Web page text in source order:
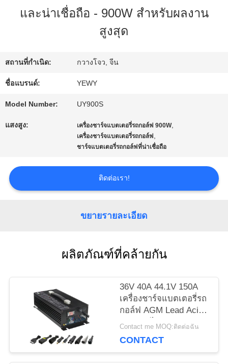
โรงงาน
คุณภาพ
เรา
แผนผัง
เว็บไซต์
PRIVACY
และน่าเชื่อถือ - 900W สําหรับผลงาน
สูงสุด
สถานที่กำเนิด: กวางโจว, จีน
ชื่อแบรนด์: YEWY
Model Number: UY900S
แสงสูง: เครื่องชาร์จแบตเตอรี่รถกอล์ฟ 900W,
เครื่องชาร์จแบตเตอรี่รถกอล์ฟ ,
ชาร์จแบตเตอรี่รถกอล์ฟที่น่าเชื่อถือ
ติดต่อเรา!
ขยายรายละเอียด
ผลิตภัณฑ์ที่คล้ายกัน
36V 40A 44.1V 150A
เครื่องชาร์จแบตเตอรี่รถ
กอล์ฟ AGM Lead Acid
ปรับแต่งได้
Contact me MOQ:ติดต่อฉัน
CONTACT